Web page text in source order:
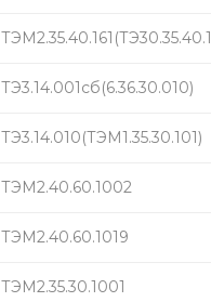
ТЭ3.14.001сб(6.36.30.010)
ТЭ3.14.010(ТЭМ1.35.30.101)
ТЭМ2.40.60.1002
ТЭМ2.40.60.1019
ТЭМ2.35.30.1001